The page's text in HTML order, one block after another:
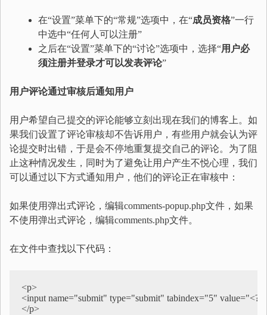
在“设置”菜单下的“常规”选项中，在“成员资格”一行
中选中“任何人可以注册”
之后在“设置”菜单下的“讨论”选项中，选择“用户必
须注册并登录才可以发表评论”
用户评论通过审核后通知用户
用户希望自己提交的评论能够立刻出现在我们的博客上。如
果我们设置了评论审核却不告诉用户，有些用户就会认为评
论提交时出错，于是会不停地重复提交自己的评论。为了阻
止这种情况发生，同时为了避免让用户产生不悦心理，我们
可以通过以下方式通知用户，他们的评论正在审核中：
如果使用弹出式评论，编辑comments-popup.php文件，如果
不使用弹出式评论，编辑comments.php文件。
在文件中查找以下代码：
<p>
<input name="submit" type="submit" tabindex="5"
</p>